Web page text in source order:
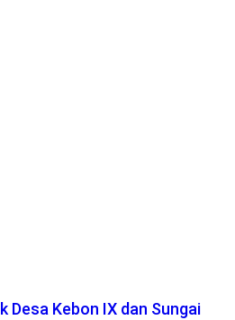
Desa Kebon IX dan Sungai